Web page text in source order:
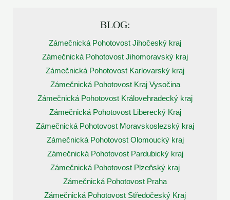
BLOG:
Zámečnická Pohotovost Jihočeský kraj
Zámečnická Pohotovost Jihomoravský kraj
Zámečnická Pohotovost Karlovarský kraj
Zámečnická Pohotovost Kraj Vysočina
Zámečnická Pohotovost Královehradecký kraj
Zámečnická Pohotovost Liberecký Kraj
Zámečnická Pohotovost Moravskoslezský kraj
Zámečnická Pohotovost Olomoucký kraj
Zámečnická Pohotovost Pardubický kraj
Zámečnická Pohotovost Plzeňský kraj
Zámečnická Pohotovost Praha
Zámečnická Pohotovost Středočeský Kraj